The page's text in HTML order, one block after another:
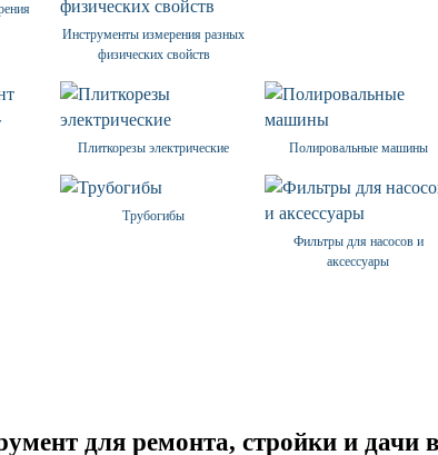
Инструменты измерения разных
физических свойств
Плиткорезы электрические
Полировальные машины
Трубогибы
Фильтры для насосов и
аксессуары
для ремонта, стройки и дачи